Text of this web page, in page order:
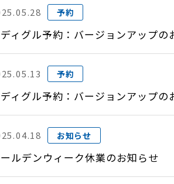
予約
ィグル予約：バージョンアップの
予約
ィグル予約：バージョンアップの
お知らせ
ルデンウィーク休業のお知らせ